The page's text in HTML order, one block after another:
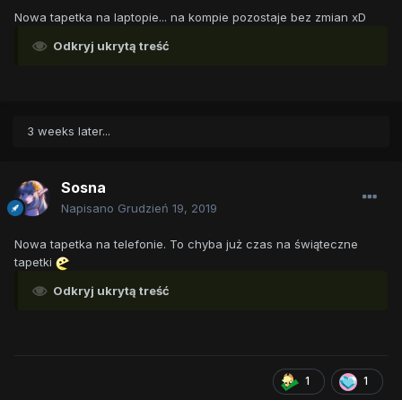
Nowa tapetka na laptopie... na kompie pozostaje bez zmian xD
Odkryj ukrytą treść
3 weeks later...
Sosna
Napisano Grudzień 19, 2019
Nowa tapetka na telefonie. To chyba już czas na świąteczne
tapetki
Odkryj ukrytą treść
1 1